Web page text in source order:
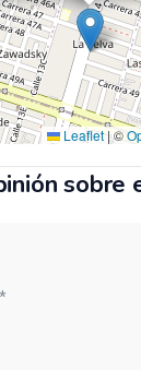
Leaflet|©
sobre